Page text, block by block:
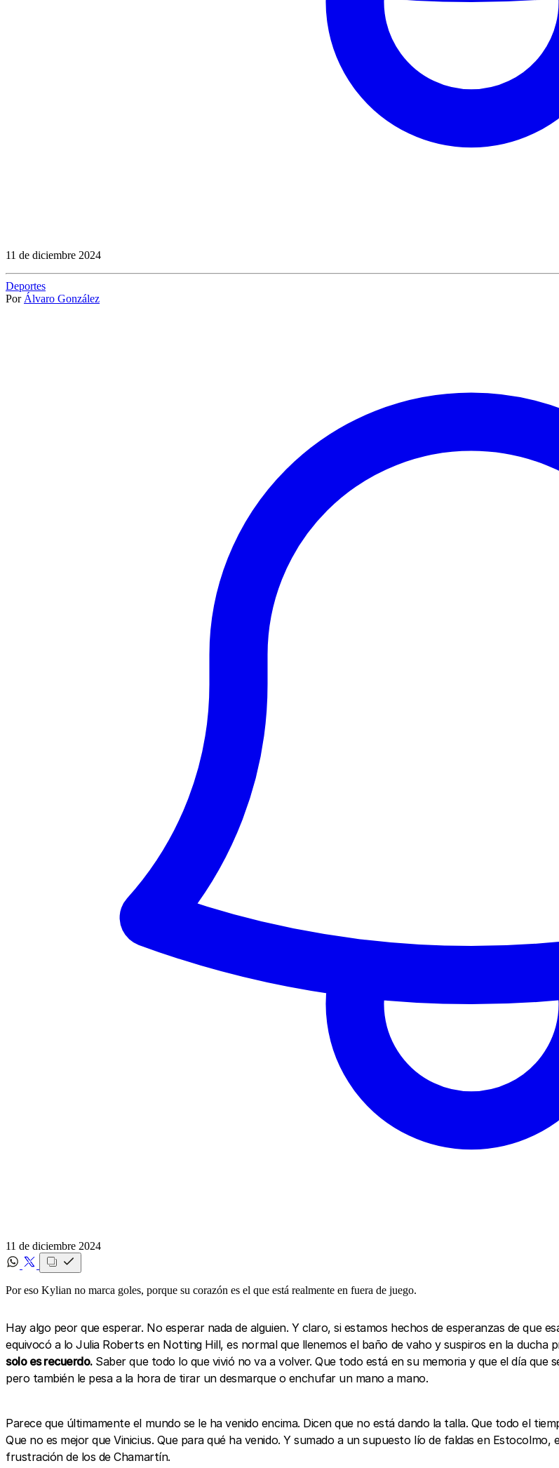
11 de diciembre 2024
Deportes
Por Álvaro González
11 de diciembre 2024
Por eso Kylian no marca goles, porque su corazón es el que está realmente en fuera de juego.
Hay algo peor que esperar. No esperar nada de alguien. Y claro, si estamos hechos de esperanzas de que
equivocó a lo Julia Roberts en Notting Hill, es normal que llenemos el baño de vaho y suspiros en la ducha
solo es recuerdo.Saber que todo lo que vivió no va a volver. Que todo está en su memoria y que el día que
pero también le pesa a la hora de tirar un desmarque o enchufar un mano a mano.
Parece que últimamente el mundo se le ha venido encima. Dicen que no está dando la talla. Que todo el
Que no es mejor que Vinicius. Que para qué ha venido. Y sumado a un supuesto lío de faldas en
frustración de los de Chamartín.